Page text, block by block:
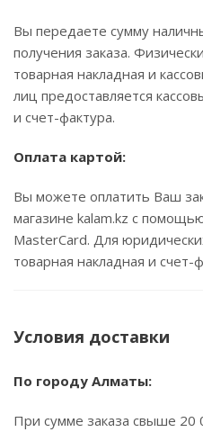
Вы передаете сумму
получения заказа.
товарная накладная и
лиц предоставляется
и счет-фактура.
Оплата картой:
Вы можете оплатить Ваш
магазине kalam.kz с
MasterCard. Для
товарная накладная и счет-
Условия доставки
По городу Алматы:
При сумме заказа свыше 20